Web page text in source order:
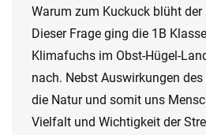
Warum zum Kuckuck blüht der
Dieser Frage ging die 1B
Klimafuchs im Obst-Hügel-
nach. Nebst Auswirkungen
die Natur und somit uns
Vielfalt und Wichtigkeit der